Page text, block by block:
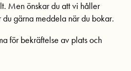
Men önskar du att vi håller
du gärna meddela när du bokar.
för bekräftelse av plats och